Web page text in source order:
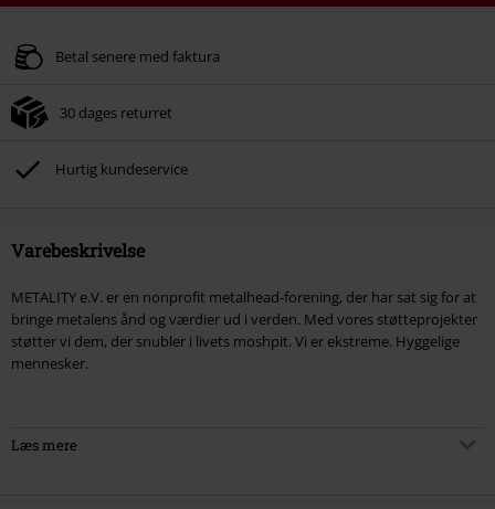
Gælder indtil kl 11-08-2026
Efter du har indtastet koden, fratrækkes rabatten automatisk ved
Kan ikke kombineres med andre Salgsfremmende koder. Undtaget fra
Betal senere med faktura
30 dages returret
Hurtig kundeservice
Varebeskrivelse
METALITY e.V. er en nonprofit metalhead-forening, der har sat sig for at
bringe metalens ånd og værdier ud i verden. Med vores støtteprojekter
støtter vi dem, der snubler i livets moshpit. Vi er ekstreme. Hyggelige
mennesker.
Termokrus: Rumfang: 480 ml
Læs mere